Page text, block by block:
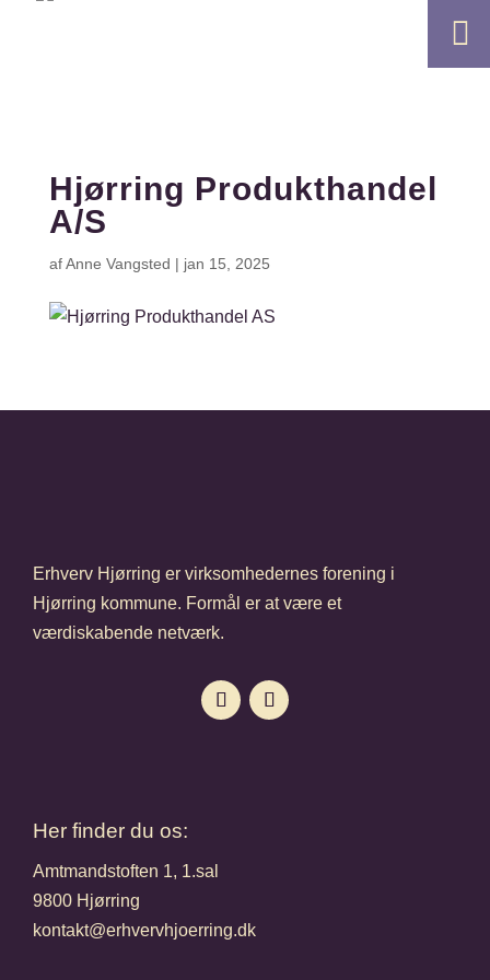

Hjørring Produkthandel
A/S
afAnne Vangsted | jan 15, 2025
Erhverv Hjørring er virksomhedernes forening i
Hjørring kommune. Formål er at være et
værdiskabende netværk.
Her finder du os:
Amtmandstoften 1, 1.sal
9800 Hjørring
kontakt@erhvervhjoerring.dk